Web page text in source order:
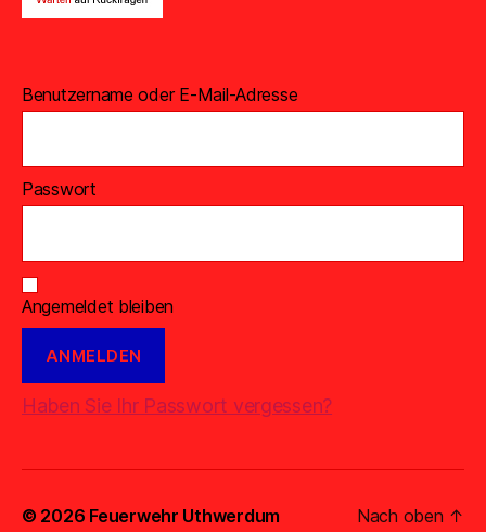
Benutzername oder E-Mail-Adresse
Passwort
Angemeldet bleiben
Haben Sie Ihr Passwort vergessen?
© 2026 Feuerwehr Uthwerdum Nach oben ↑